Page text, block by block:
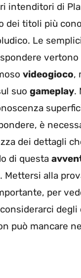
intenditori di
dei titoli più
Le
vertono
videogioco,
suo gameplay.
è
dei dettagli
di questa
Mettersi alla
per
considerarci
può mancare